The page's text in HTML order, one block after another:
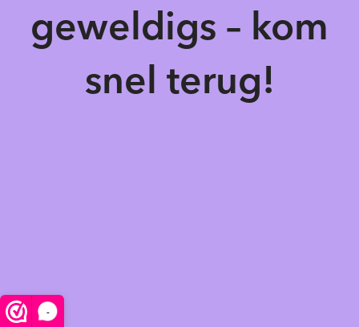
-
geweldigs – kom
snel terug!